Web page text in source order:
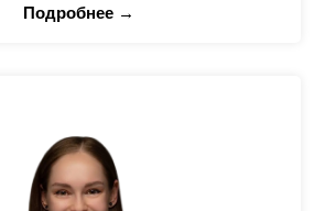
Подробнее →